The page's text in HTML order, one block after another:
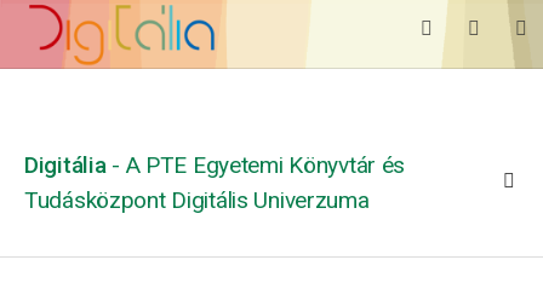
Digitália - A PTE Egyetemi Könyvtár és
Tudásközpont Digitális Univerzuma